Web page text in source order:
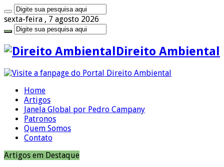
sexta-feira , 7 agosto 2026
Direito Ambiental
Home
Artigos
Janela Global por Pedro Campany
Patronos
Quem Somos
Contato
Artigos em Destaque